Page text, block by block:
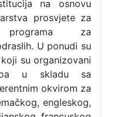
SISTEMA
na osnovu
prosvjete za
programa za
U ponudi su
su organizovani
u skladu sa
okvirom za
engleskog,